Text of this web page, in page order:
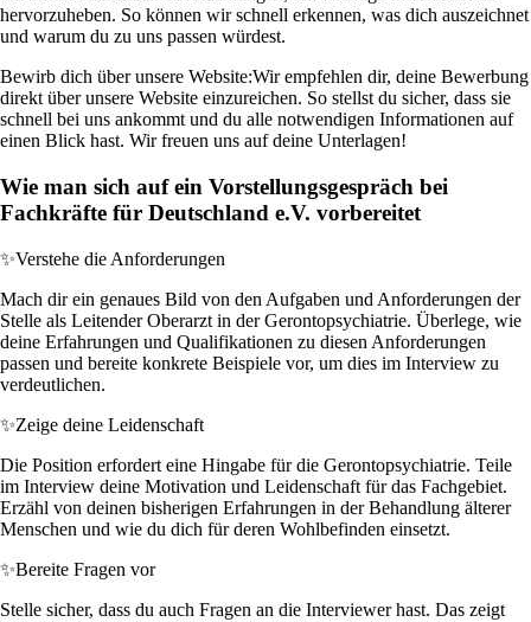
hervorzuheben. So können wir schnell erkennen, was dich auszeichnet
und warum du zu uns passen würdest.
Bewirb dich über unsere Website:Wir empfehlen dir, deine Bewerbung
direkt über unsere Website einzureichen. So stellst du sicher, dass sie
schnell bei uns ankommt und du alle notwendigen Informationen auf
einen Blick hast. Wir freuen uns auf deine Unterlagen!
Wie man sich auf ein Vorstellungsgespräch bei
Fachkräfte für Deutschland e.V. vorbereitet
✨Verstehe die Anforderungen
Mach dir ein genaues Bild von den Aufgaben und Anforderungen der
Stelle als Leitender Oberarzt in der Gerontopsychiatrie. Überlege, wie
deine Erfahrungen und Qualifikationen zu diesen Anforderungen
passen und bereite konkrete Beispiele vor, um dies im Interview zu
verdeutlichen.
✨Zeige deine Leidenschaft
Die Position erfordert eine Hingabe für die Gerontopsychiatrie. Teile
im Interview deine Motivation und Leidenschaft für das Fachgebiet.
Erzähl von deinen bisherigen Erfahrungen in der Behandlung älterer
Menschen und wie du dich für deren Wohlbefinden einsetzt.
✨Bereite Fragen vor
Stelle sicher, dass du auch Fragen an die Interviewer hast. Das zeigt